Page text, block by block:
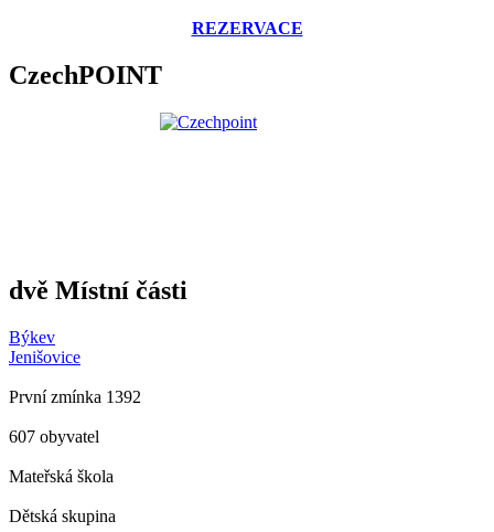
REZERVACE
CzechPOINT
dvě Místní části
Býkev
Jenišovice
První zmínka 1392
607 obyvatel
Mateřská škola
Dětská skupina